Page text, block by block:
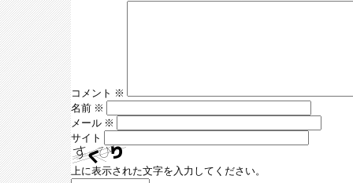
コメント ※
名前 ※
メール ※
サイト
上に表示された文字を入力してください。